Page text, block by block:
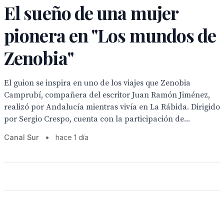
El sueño de una mujer
pionera en "Los mundos de
Zenobia"
El guion se inspira en uno de los viajes que Zenobia
Camprubí, compañera del escritor Juan Ramón Jiménez,
realizó por Andalucía mientras vivía en La Rábida. Dirigido
por Sergio Crespo, cuenta con la participación de...
Canal Sur • hace 1 día